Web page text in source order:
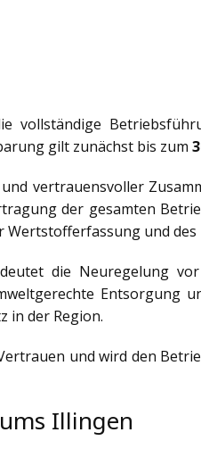
vollständige
gilt zunächst bis zum
vertrauensvoller
der gesamten
Wertstofferfassung und
die Neuregelung
Entsorgung
in der Region.
und wird den
Illingen